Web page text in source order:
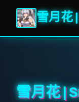
雪月
雪月花